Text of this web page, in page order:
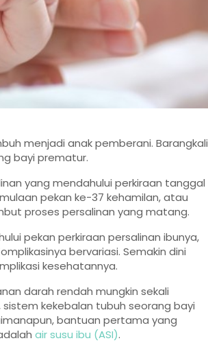
menjadi anak pemberani. Barangkali
bayi prematur.
yang mendahului perkiraan tanggal
pekan ke-37 kehamilan, atau
proses persalinan yang matang.
pekan perkiraan persalinan ibunya,
bervariasi. Semakin dini
kesehatannya.
darah rendah mungkin sekali
kekebalan tubuh seorang bayi
bantuan pertama yang
air susu ibu (ASI).